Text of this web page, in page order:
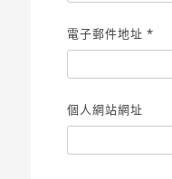
電子郵件地址*
個人網站網址